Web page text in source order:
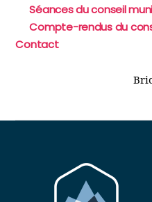
Séances du conseil
Compte-rendus du
Contact